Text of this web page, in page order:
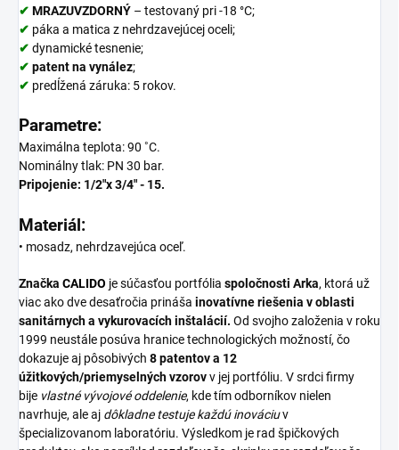
✔ MRAZUVZDORNÝ – testovaný pri -18 °C;
✔ páka a matica z nehrdzavejúcej oceli;
✔ dynamické tesnenie;
✔ patent na vynález;
✔ predĺžená záruka: 5 rokov.
Parametre:
Maximálna teplota: 90 ˚C.
Nominálny tlak: PN 30 bar.
Pripojenie: 1/2"x 3/4" - 15.
Materiál:
• mosadz, nehrdzavejúca oceľ.
Značka CALIDO je súčasťou portfólia spoločnosti Arka, ktorá už
viac ako dve desaťročia prináša inovatívne riešenia v oblasti
sanitárnych a vykurovacích inštalácií. Od svojho založenia v roku
1999 neustále posúva hranice technologických možností, čo
dokazuje aj pôsobivých 8 patentov a 12
úžitkových/priemyselných vzorovv jej portfóliu. V srdci firmy
bije vlastné vývojové oddelenie, kde tím odborníkov nielen
navrhuje, ale aj dôkladne testuje každú inováciuv
špecializovanom laboratóriu. Výsledkom je rad špičkových